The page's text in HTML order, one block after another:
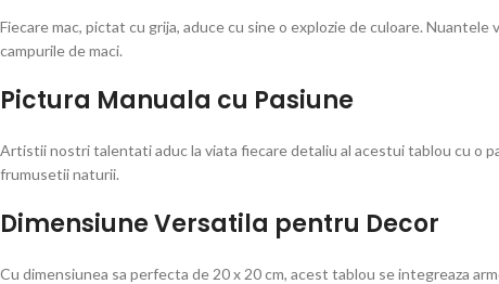
Fiecare mac, pictat cu grija, aduce cu sine o explozie de culoare.
campurile de maci.
Pictura Manuala cu Pasiune
Artistii nostri talentati aduc la viata fiecare detaliu al acestui tablou cu o
frumusetii naturii.
Dimensiune Versatila pentru Decor
Cu dimensiunea sa perfecta de 20 x 20 cm, acest tablou se integreaza